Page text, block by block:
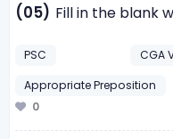
(05) Fill in the blank
PSC CGA
Appropriate Preposition
0